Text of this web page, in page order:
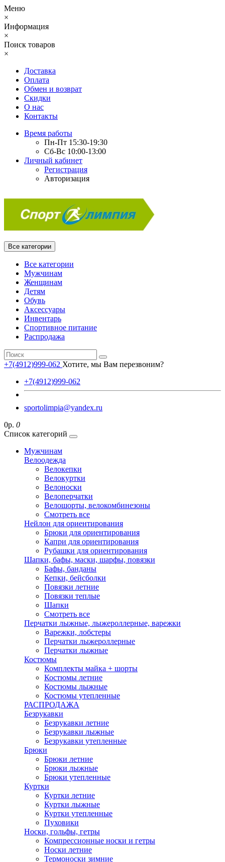
Меню
×
Информация
×
Поиск товаров
×
Доставка
Оплата
Обмен и возврат
Скидки
О нас
Контакты
Время работы
Пн-Пт 15:30-19:30
Сб-Вс 10:00-13:00
Личный кабинет
Регистрация
Авторизация
Все категории
Все категории
Мужчинам
Женщинам
Детям
Обувь
Аксессуары
Инвентарь
Спортивное питание
Распродажа
+7(4912)999-062 Хотите, мы Вам перезвоним?
+7(4912)999-062
sportolimpia@yandex.ru
0р. 0
Список категорий
Мужчинам
Велоодежда
Велокепки
Велокуртки
Велоноски
Велоперчатки
Велошорты, велокомбинезоны
Смотреть все
Нейлон для ориентирования
Брюки для ориентирования
Капри для ориентирования
Рубашки для ориентирования
Шапки, бафы, маски, шарфы, повязки
Бафы, банданы
Кепки, бейсболки
Повязки летние
Повязки теплые
Шапки
Смотреть все
Перчатки лыжные, лыжероллерные, варежки
Варежки, лобстеры
Перчатки лыжероллерные
Перчатки лыжные
Костюмы
Комплекты майка + шорты
Костюмы летние
Костюмы лыжные
Костюмы утепленные
РАСПРОДАЖА
Безрукавки
Безрукавки летние
Безрукавки лыжные
Безрукавки утепленные
Брюки
Брюки летние
Брюки лыжные
Брюки утепленные
Куртки
Куртки летние
Куртки лыжные
Куртки утепленные
Пуховики
Носки, гольфы, гетры
Компрессионные носки и гетры
Носки летние
Термоноски зимние